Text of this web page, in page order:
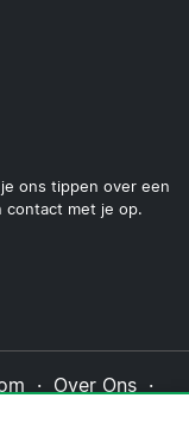
ons tippen over een
contact met je op.
· Over Ons·